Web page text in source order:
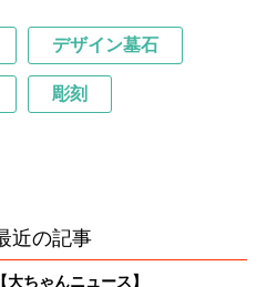
デザイン墓石
彫刻
近の記事
【大ちゃんニュース】